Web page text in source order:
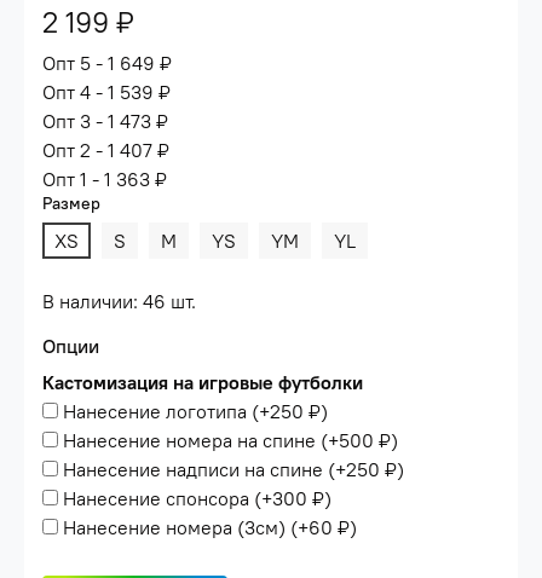
2 199 ₽
Опт 5 - 1 649 ₽
Опт 4 - 1 539 ₽
Опт 3 - 1 473 ₽
Опт 2 - 1 407 ₽
Опт 1 - 1 363 ₽
Размер
XS S M YS YM YL
В наличии: 46 шт.
Опции
Кастомизация на игровые футболки
Нанесение логотипа (+250 ₽)
Нанесение номера на спине (+500 ₽)
Нанесение надписи на спине (+250 ₽)
Нанесение спонсора (+300 ₽)
Нанесение номера (3см) (+60 ₽)